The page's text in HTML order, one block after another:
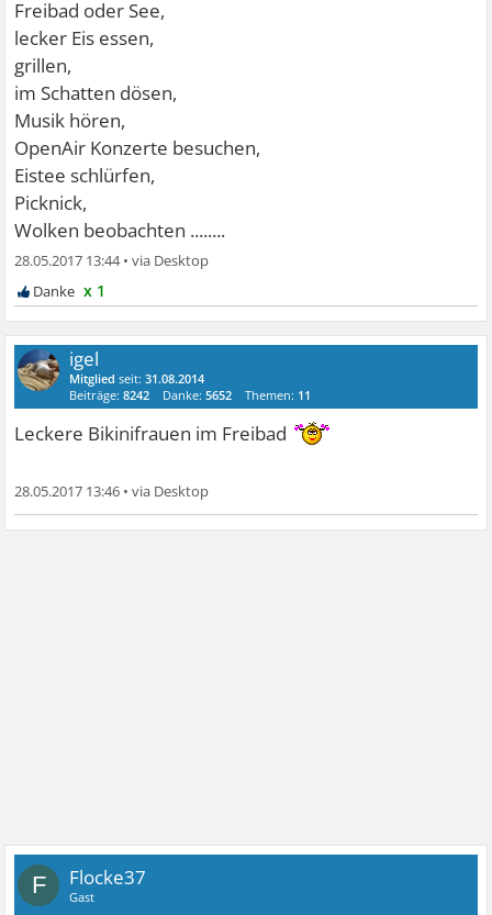
Freibad oder See,
lecker Eis essen,
grillen,
im Schatten dösen,
Musik hören,
OpenAir Konzerte besuchen,
Eistee schlürfen,
Picknick,
Wolken beobachten ........
28.05.2017 13:44•
x 1
igel
Mitglied seit:31.08.2014
Beiträge:8242 Danke:5652 Themen: 11
Leckere Bikinifrauen im Freibad
28.05.2017 13:46 •
F Flocke37
Gast